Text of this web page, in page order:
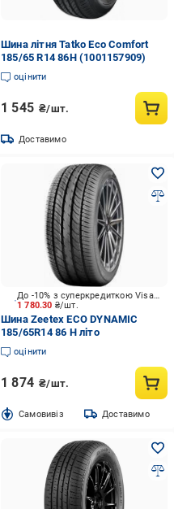
Шина літня Tatko Eco Comfort
185/65 R14 86H (1001157909)
оцінити
1 545 ₴/шт.
Доставимо
1 780.30 ₴/шт.
До -10% з суперкредиткою Visa Вигода
Шина Zeetex ECO DYNAMIC
185/65R14 86 H літо
оцінити
1 874 ₴/шт.
Cамовивіз Доставимо